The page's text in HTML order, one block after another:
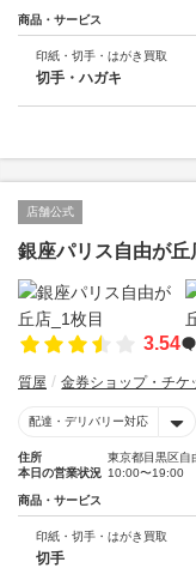
商品・サービス
印紙・切手・はがき買取
切手・ハガキ
店舗公式
銀座パリス自由が丘
3.54
質屋 金券ショップ・チケ
配達・デリバリー対応
住所
東京都目黒区自
本日の営業状況 10:00〜19:00
商品・サービス
印紙・切手・はがき買取
切手